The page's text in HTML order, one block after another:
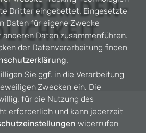
Dritter eingebettet. Eingesetzte
Daten für eigene Zwecke
Daten zusammenführen.
der Datenverarbeitung finden
.
Sie ggf. in die Verarbeitung
Zwecken ein. Die
für die Nutzung des
erforderlich und kann jederzeit
widerrufen